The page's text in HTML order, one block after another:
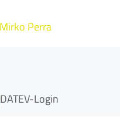
DATEV-Login